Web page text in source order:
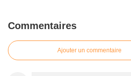
Commentaires
Ajouter un commentaire